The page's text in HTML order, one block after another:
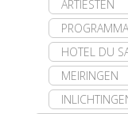
ARTIESTEN
PROGRAMMA
HOTEL DU
MEIRINGEN